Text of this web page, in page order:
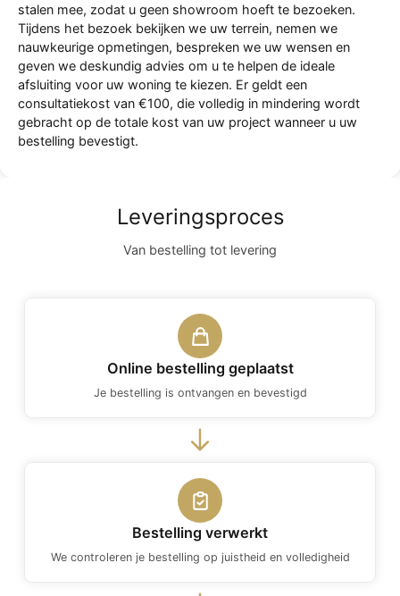
stalen mee, zodat u geen showroom hoeft te bezoeken.
Tijdens het bezoek bekijken we uw terrein, nemen we
nauwkeurige opmetingen, bespreken we uw wensen en
geven we deskundig advies om u te helpen de ideale
afsluiting voor uw woning te kiezen. Er geldt een
consultatiekost van €100, die volledig in mindering wordt
gebracht op de totale kost van uw project wanneer u uw
bestelling bevestigt.
Leveringsproces
Van bestelling tot levering
Online bestelling geplaatst
Je bestelling is ontvangen en bevestigd
Bestelling verwerkt
We controleren je bestelling op juistheid en volledigheid